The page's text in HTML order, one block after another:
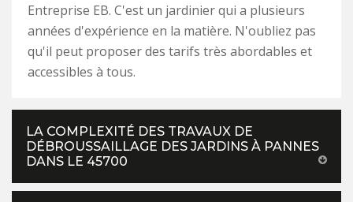
Entreprise EB. C'est un jardinier qui a plusieurs
années d'expérience en la matière. N'oubliez pas
qu'il peut proposer des tarifs très abordables et
accessibles à tous.
LA COMPLEXITÉ DES TRAVAUX DE
DÉBROUSSAILLAGE DES JARDINS À PANNES
DANS LE 45700